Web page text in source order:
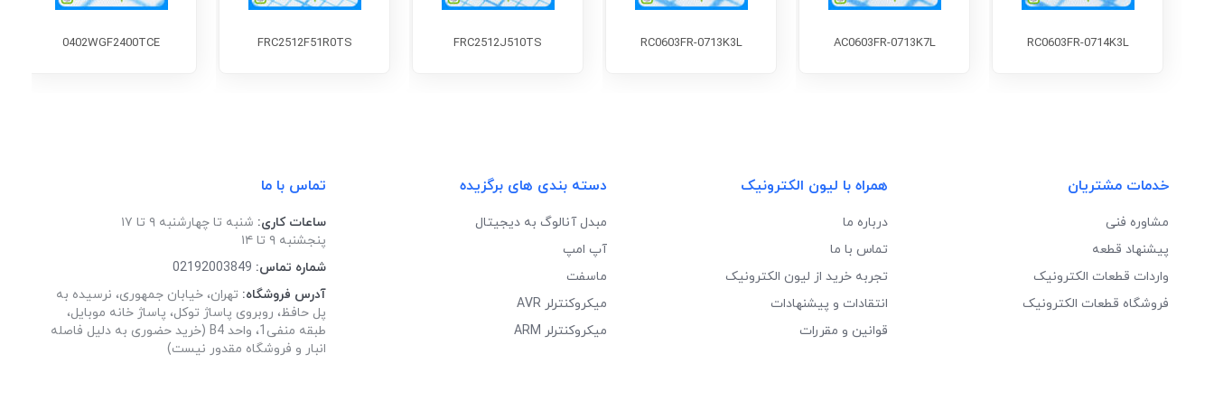
RC0603FR-0714K3L
AC0603FR-0713K7L
RC0603FR-0713K3L
FRC2512J510TS
FRC2512F51R0TS
0402WGF2400TCE
خدمات مشتریان
مشاوره فنی
پیشنهاد قطعه
واردات قطعات الکترونیک
فروشگاه قطعات الکترونیک
همراه با لیون الکترونیک
درباره ما
تماس با ما
تجربه خرید از لیون الکترونیک
انتقادات و پیشنهادات
قوانین و مقررات
دسته بندی های برگزیده
مبدل آنالوگ به دیجیتال
آپ امپ
ماسفت
میکروکنترلر AVR
میکروکنترلر ARM
تماس با ما
ساعات کاری: شنبه تا چهارشنبه ۹ تا ۱۷
پنجشنبه ۹ تا ۱۴
شماره تماس: 02192003849
آدرس فروشگاه: تهران، خیابان جمهوری، نرسیده به
پل حافظ، روبروی پاساژ توکل، پاساژ خانه موبایل،
طبقه منفی1، واحد B4 (خرید حضوری به دلیل فاصله
انبار و فروشگاه مقدور نیست)